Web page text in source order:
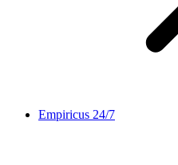
Empiricus 24/7